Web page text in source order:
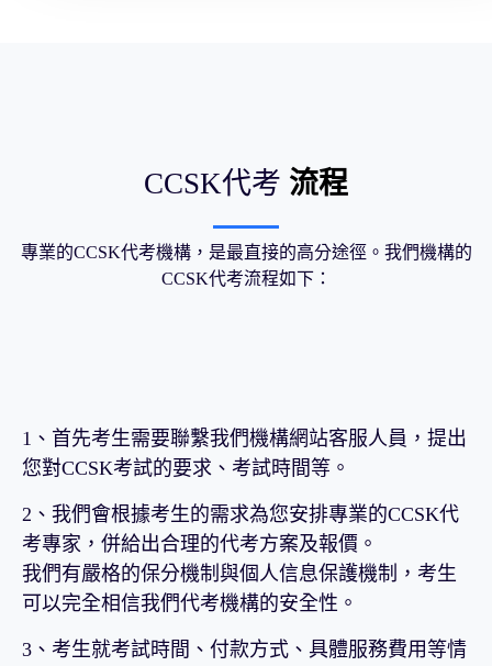
CCSK代考 流程
專業的CCSK代考機構，是最直接的高分途徑。我們機構的
CCSK代考流程如下：
1、首先考生需要聯繫我們機構網站客服人員，提出
您對CCSK考試的要求、考試時間等。
2、我們會根據考生的需求為您安排專業的CCSK代
考專家，併給出合理的代考方案及報價。
我們有嚴格的保分機制與個人信息保護機制，考生
可以完全相信我們代考機構的安全性。
3、考生就考試時間、付款方式、具體服務費用等情